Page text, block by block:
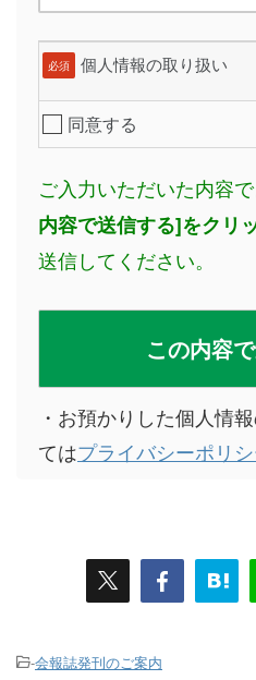
必須 個人情報の取り扱い
同意する
ご入力いただいた内容で
内容で送信する]をクリ
送信してください。
・お預かりした個人情
てはプライバシーポリ
-会報誌発刊のご案内